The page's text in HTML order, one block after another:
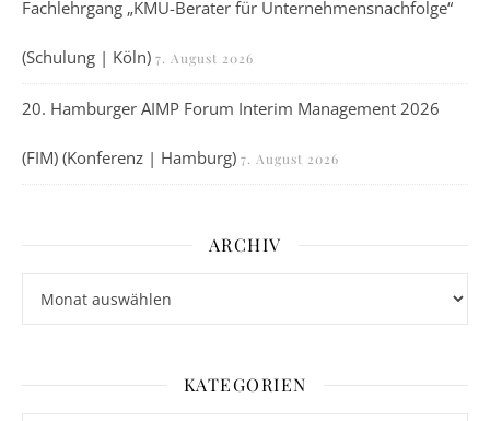
Fachlehrgang „KMU-Berater für Unternehmensnachfolge“
(Schulung | Köln) 7. August 2026
20. Hamburger AIMP Forum Interim Management 2026
(FIM) (Konferenz | Hamburg) 7. August 2026
ARCHIV
KATEGORIEN